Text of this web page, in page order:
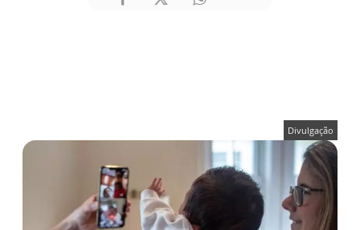
Divulgação